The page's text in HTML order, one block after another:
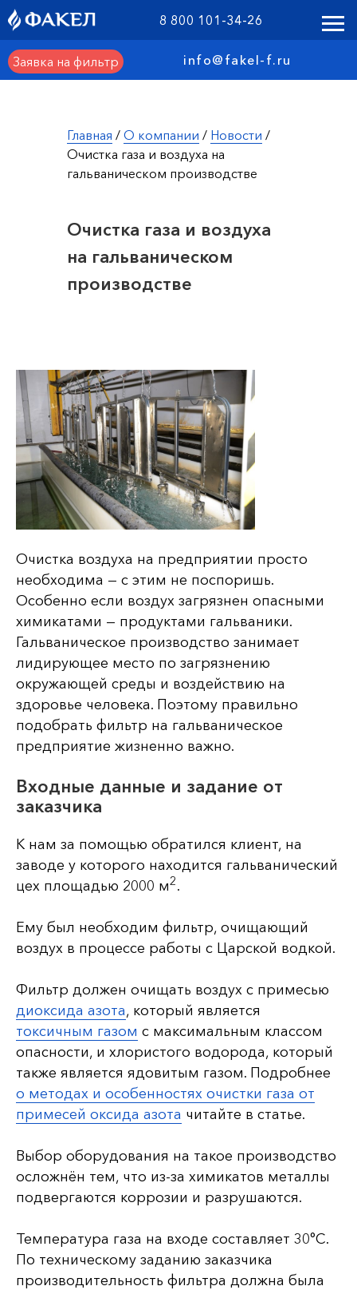
8 800 101-34-26
Заявка на фильтр info@fakel-f.ru
Главная / О компании / Новости /
Очистка газа и воздуха на
гальваническом производстве
Очистка газа и воздуха
на гальваническом
производстве
Очистка воздуха на предприятии просто
необходима — с этим не поспоришь.
Особенно если воздух загрязнен опасными
химикатами — продуктами гальваники.
Гальваническое производство занимает
лидирующее место по загрязнению
окружающей среды и воздействию на
здоровье человека. Поэтому правильно
подобрать фильтр на гальваническое
предприятие жизненно важно.
Входные данные и задание от
заказчика
К нам за помощью обратился клиент, на
заводе у которого находится гальванический
цех площадью 2000 м2.
Ему был необходим фильтр, очищающий
воздух в процессе работы с Царской водкой.
Фильтр должен очищать воздух с примесью
диоксида азота, который является
токсичным газом с максимальным классом
опасности, и хлористого водорода, который
также является ядовитым газом. Подробнее
о методах и особенностях очистки газа от
примесей оксида азота читайте в статье.
Выбор оборудования на такое производство
осложнён тем, что из-за химикатов металлы
подвергаются коррозии и разрушаются.
Температура газа на входе составляет 30°C.
По техническому заданию заказчика
производительность фильтра должна была